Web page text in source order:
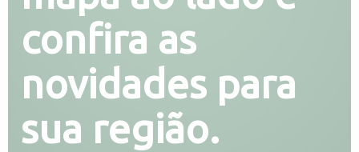
confira as
novidades para
sua região.